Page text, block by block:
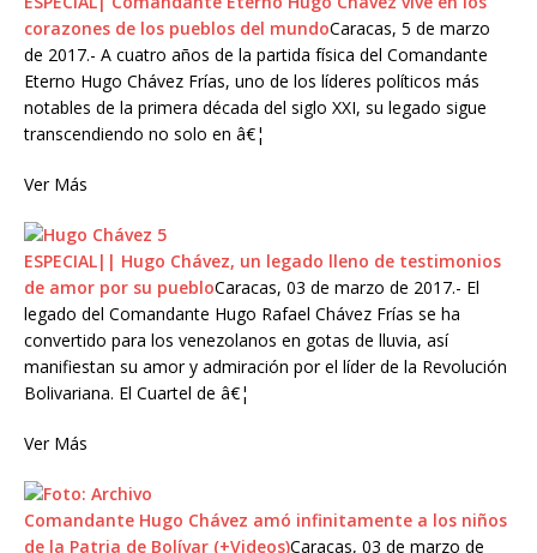
corazones de los pueblos del mundoCaracas, 5 de marzo
de 2017.- A cuatro años de la partida física del Comandante
Eterno Hugo Chávez Frías, uno de los líderes políticos más
notables de la primera década del siglo XXI, su legado sigue
transcendiendo no solo en â€¦
Ver Más
ESPECIAL|| Hugo Chávez, un legado lleno de testimonios
de amor por su puebloCaracas, 03 de marzo de 2017.- El
legado del Comandante Hugo Rafael Chávez Frías se ha
convertido para los venezolanos en gotas de lluvia, así
manifiestan su amor y admiración por el líder de la Revolución
Bolivariana. El Cuartel de â€¦
Ver Más
Comandante Hugo Chávez amó infinitamente a los niños
de la Patria de Bolívar (+Videos)Caracas, 03 de marzo de